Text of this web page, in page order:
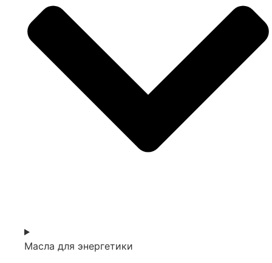
Масла для энергетики